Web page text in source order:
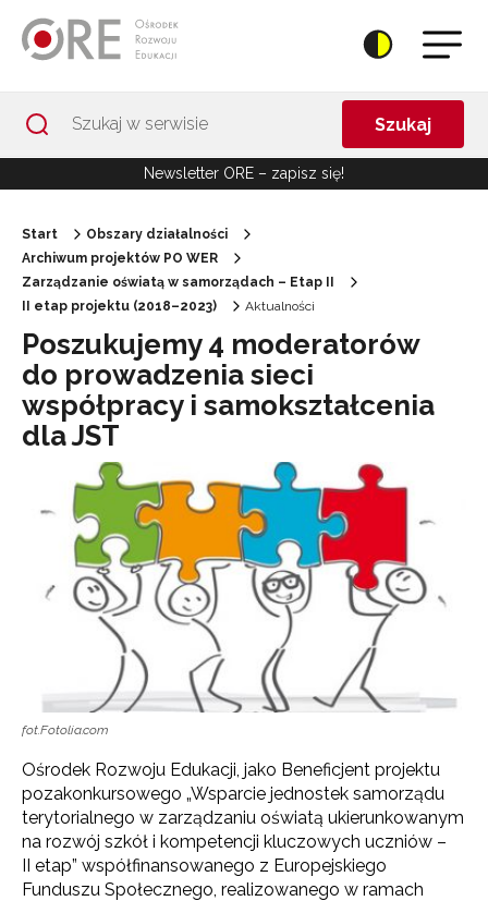
Szukaj
Newsletter ORE – zapisz się!
Start
Obszary działalności
Archiwum projektów PO WER
Zarządzanie oświatą w samorządach – Etap II
II etap projektu (2018–2023)
Aktualności
Poszukujemy 4 moderatorów
do prowadzenia sieci
współpracy i samokształcenia
dla JST
fot.Fotolia.com
Ośrodek Rozwoju Edukacji, jako Beneficjent projektu
pozakonkursowego „Wsparcie jednostek samorządu
terytorialnego w zarządzaniu oświatą ukierunkowanym
na rozwój szkół i kompetencji kluczowych uczniów –
II etap” współfinansowanego z Europejskiego
Funduszu Społecznego, realizowanego w ramach